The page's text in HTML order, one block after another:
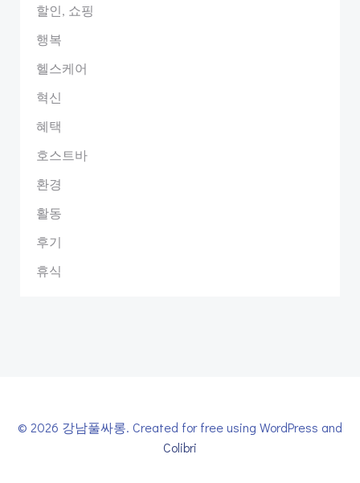
할인, 쇼핑
행복
헬스케어
혁신
혜택
호스트바
환경
활동
후기
휴식
© 2026 강남풀싸롱. Created for free using WordPress and
Colibri